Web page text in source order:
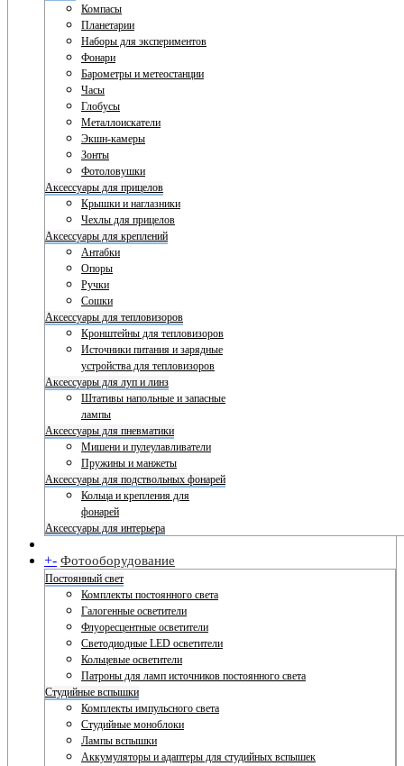
Компасы
Планетарии
Наборы для экспериментов
Фонари
Барометры и метеостанции
Часы
Глобусы
Металлоискатели
Экшн-камеры
Зонты
Фотоловушки
Аксессуары для прицелов
Крышки и наглазники
Чехлы для прицелов
Аксессуары для креплений
Антабки
Опоры
Ручки
Сошки
Аксессуары для тепловизоров
Кронштейны для тепловизоров
Источники питания и зарядные
устройства для тепловизоров
Аксессуары для луп и линз
Штативы напольные и запасные
лампы
Аксессуары для пневматики
Мишени и пулеулавливатели
Пружины и манжеты
Аксессуары для подствольных фонарей
Кольца и крепления для
фонарей
Аксессуары для интерьера
+- Фотооборудование
Постоянный свет
Комплекты постоянного света
Галогенные осветители
Флуоресцентные осветители
Светодиодные LED осветители
Кольцевые осветители
Патроны для ламп источников постоянного света
Студийные вспышки
Комплекты импульсного света
Студийные моноблоки
Лампы вспышки
Аккумуляторы и адаптеры для студийных вспышек